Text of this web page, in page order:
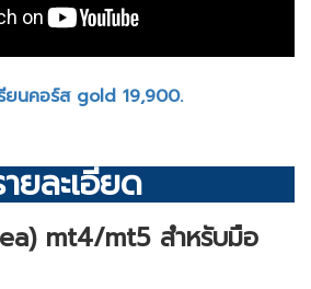
ยนคอร์ส gold 19,900.
ยละเอียด
mt4/mt5 สำหรับมือ